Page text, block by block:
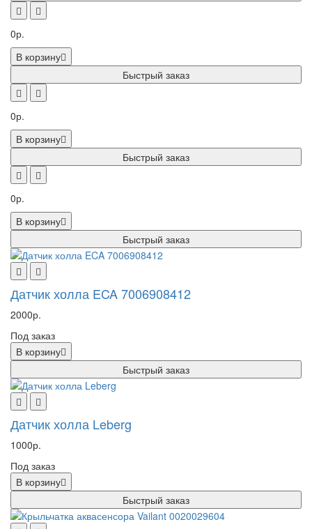
0р.
В корзину
Быстрый заказ
0р.
В корзину
Быстрый заказ
0р.
В корзину
Быстрый заказ
Датчик холла ECA 7006908412
2000р.
Под заказ
В корзину
Быстрый заказ
Датчик холла Leberg
1000р.
Под заказ
В корзину
Быстрый заказ